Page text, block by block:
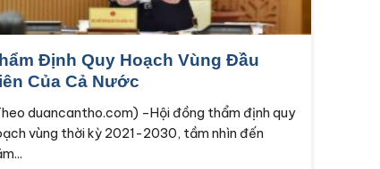
Định Quy Hoạch Vùng Đầu
Của Cả Nước
duancantho.com) –Hội đồng thẩm định quy
vùng thời kỳ 2021-2030, tầm nhìn đến